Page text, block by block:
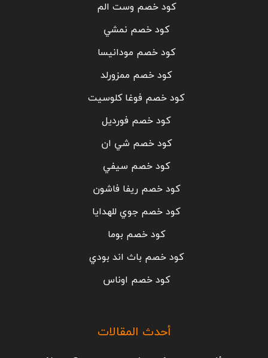
كود خصم وست الم
كود خصم نمشي
كود خصم مودانيسا
كود خصم ممزورلد
كود خصم فوغا كلوسيت
كود خصم فورديل
كود خصم شي ان
كود خصم سيفي
كود خصم ريفا فاشون
كود خصم جوي للهدايا
كود خصم بوما
كود خصم باث اند بودي
كود خصم اوناس
أحدث المقالات